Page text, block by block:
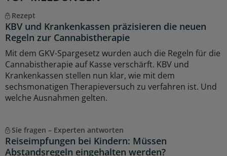
Rezept
KBV und Krankenkassen präzisieren die neuen
Regeln zur Cannabistherapie
Mit dem GKV-Spargesetz wurden auch die Regeln für die
Cannabistherapie auf Kasse verschärft. KBV und
Krankenkassen stellen nun klar, wie mit dem
sechsmonatigen Therapieversuch zu verfahren ist. Und
welche Ausnahmen gelten.
Sie fragen – Experten antworten
Reiseimpfungen bei Kindern: Müssen
Abstandsregeln eingehalten werden?